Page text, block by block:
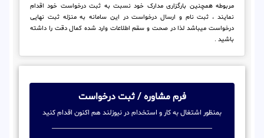
مربوطه همچنین بارگزاری مدارک خود نسبت به ثبت درخواست خود اقدام
نمایند ، ثبت نام و ارسال درخواست در این سامانه به منزله ثبت نهایی
درخواست میباشد لذا در صحت و سقم اطلاعات وارد شده کمال دقت را داشته
باشید .
فرم مشاوره / ثبت درخواست
بمنظور اشتغال به کار و استخدام در نیوزلند هم اکنون اقدام کنید